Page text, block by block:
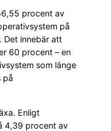
procent av
på
Det innebär att
60 procent – en
som länge
på
Enligt
4,39 procent av